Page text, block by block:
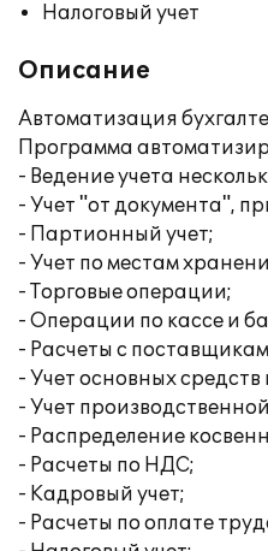
Налоговый учет
Описание
Автоматизация
Программа
- Ведение учета
- Учет "от документа",
- Партионный учет;
- Учет по местам
- Торговые операции;
- Операции по кассе и
- Расчеты с
- Учет основных
- Учет
- Распределение
- Расчеты по НДС;
- Кадровый учет;
- Расчеты по оплате